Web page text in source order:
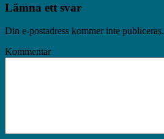
Lämna ett svar
Din e-postadress kommer inte publiceras.
Kommentar